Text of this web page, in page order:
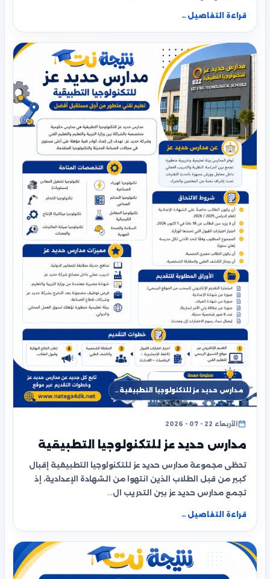
قراءة التفاصيل ←
مدارس حديد عز للتكنولوجيا التطبيقية…
الأربعاء 22 - 07 - 2026
مدارس حديد عز للتكنولوجيا التطبيقية
تحظى مجموعة مدارس حديد عز للتكنولوجيا التطبيقية إقبال
كبير من قبل الطلاب الذين انتهوا من الشهادة الإعدادية، إذ
تجمع مدارس حديد عز بين التدريب ال…
قراءة التفاصيل ←